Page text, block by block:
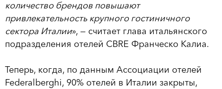
количество брендов повышают
привлекательность крупного гостиничного
сектора Италии», — считает глава итальянского
подразделения отелей CBRE Франческо Калиа.
Теперь, когда, по данным Ассоциации отелей
Federalberghi, 90% отелей в Италии закрыты,